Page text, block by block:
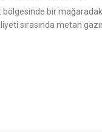
bölgesinde bir
sırasında metan